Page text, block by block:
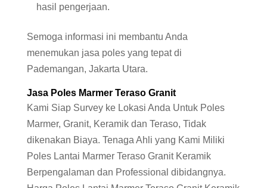
hasil pengerjaan.
Semoga informasi ini membantu Anda
menemukan jasa poles yang tepat di
Pademangan, Jakarta Utara.
Jasa Poles Marmer Teraso Granit
Kami Siap Survey ke Lokasi Anda Untuk Poles
Marmer, Granit, Keramik dan Teraso, Tidak
dikenakan Biaya. Tenaga Ahli yang Kami Miliki
Poles Lantai Marmer Teraso Granit Keramik
Berpengalaman dan Professional dibidangnya.